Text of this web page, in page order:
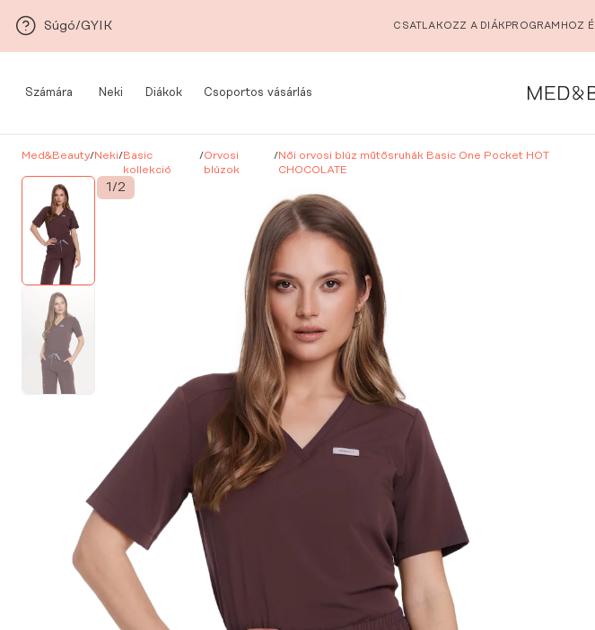
Súgó/GYIK CSATLAKOZZ A DIÁKPROGRAMHOZ
Számára Neki Diákok Csoportos vásárlás
Med&Beauty/Neki/Basic
kollekció
/Orvosi
blúzok
/Női orvosi blúz műtősruhák Basic One Pocket HOT
CHOCOLATE
1/2